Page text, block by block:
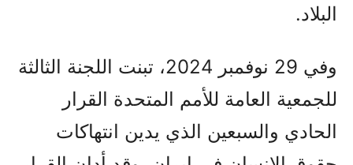
البلاد.
وفي 29 نوفمبر 2024، تبنت اللجنة الثالثة
للجمعية العامة للأمم المتحدة القرار
الحادي والسبعين الذي يدين انتهاكات